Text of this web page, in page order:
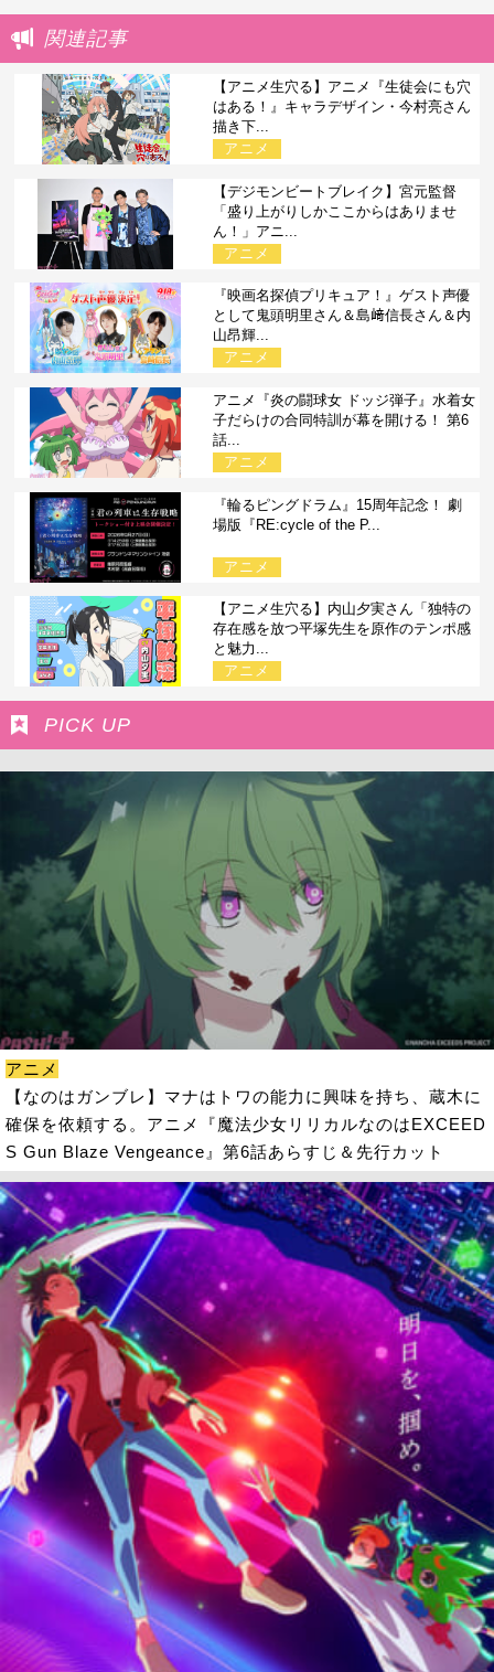
関連記事
【アニメ生穴る】アニメ『生徒会にも穴
はある！』キャラデザイン・今村亮さん
描き下...
アニメ
【デジモンビートブレイク】宮元監督
「盛り上がりしかここからはありませ
ん！」アニ...
アニメ
『映画名探偵プリキュア！』ゲスト声優
として鬼頭明里さん＆島﨑信長さん＆内
山昂輝...
アニメ
アニメ『炎の闘球女 ドッジ弾子』水着女
子だらけの合同特訓が幕を開ける！ 第6
話...
アニメ
『輪るピングドラム』15周年記念！ 劇
場版『RE:cycle of the P...
アニメ
【アニメ生穴る】内山夕実さん「独特の
存在感を放つ平塚先生を原作のテンポ感
と魅力...
アニメ
PICK UP
アニメ
【なのはガンブレ】マナはトワの能力に興味を持ち、蔵木に
確保を依頼する。アニメ『魔法少女リリカルなのはEXCEED
S Gun Blaze Vengeance』第6話あらすじ＆先行カット